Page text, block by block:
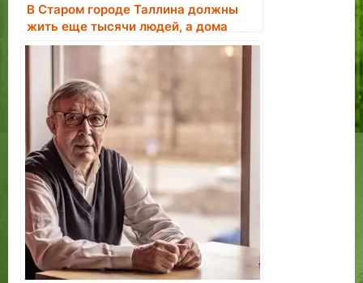
В Старом городе Таллина должны
жить еще тысячи людей, а дома
нужно отобрать у недобросовестных